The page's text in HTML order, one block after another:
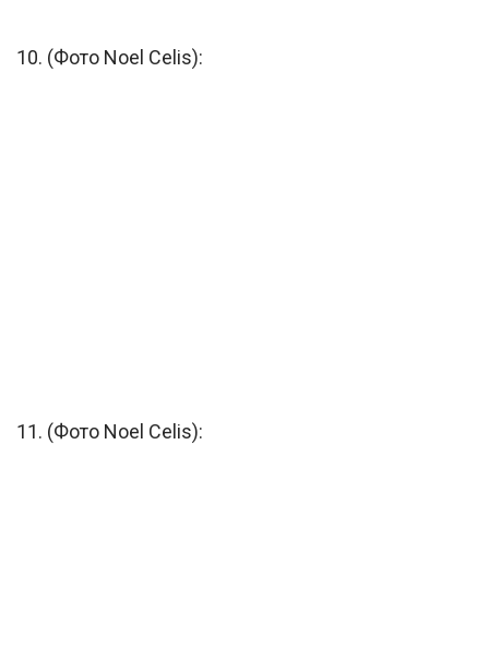
10. (Фото Noel Celis):
11. (Фото Noel Celis):